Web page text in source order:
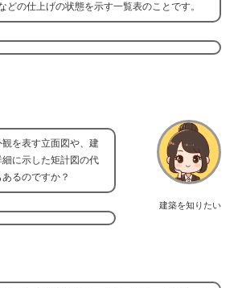
どの仕上げの状態を示す一覧表のことです。
建築を知りたい
を表す立面図や、建
に示した矩計図の代
るのですか？